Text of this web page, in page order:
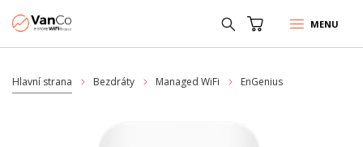
MENU
Hlavní strana Bezdráty Managed WiFi EnGenius